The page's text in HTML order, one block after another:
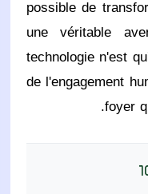
possible de
une véritable
technologie n'est
de l'engagement
foyer